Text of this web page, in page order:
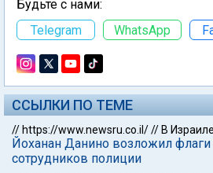
Будьте с нами:
Telegram
WhatsApp
ССЫЛКИ ПО ТЕМЕ
// https://www.newsru.co.il/// В Израиле
Йоханан Данино возложил
сотрудников полиции